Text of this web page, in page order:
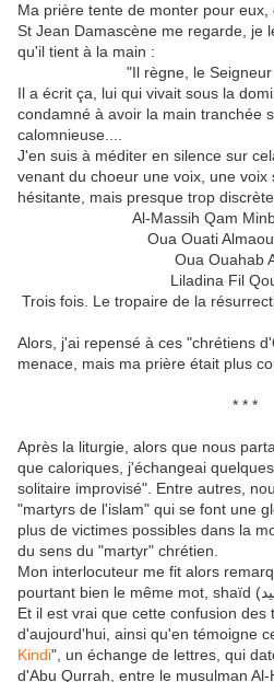
Ma prière tente de monter pour eux,
St Jean Damascène me regarde, je
qu'il tient à la main :
"Il règne, le
Il a écrit ça, lui qui vivait sous la
condamné à avoir la main tranchée
calomnieuse....
J'en suis à méditer en silence sur
venant du choeur une voix, une voix
hésitante, mais presque trop
Al-Massih Qam
Oua Ouati
Oua Ouahab
Liladina Fil
Trois fois. Le tropaire de la
Alors, j'ai repensé à ces "chrétiens
menace, mais ma prière était plus
* * *
Après la liturgie, alors que nous
que caloriques, j'échangeai
solitaire improvisé". Entre autres,
"martyrs de l'islam" qui se font une
plus de victimes possibles dans la
du sens du "martyr" chrétien.
Mon interlocuteur me fit alors
Et il est vrai que cette confusion des
d'aujourd'hui, ainsi qu'en témoigne
Kindi", un échange de lettres, qui
d'Abu Qurrah, entre le musulman